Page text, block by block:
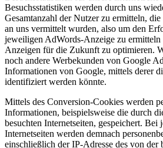
Besuchsstatistiken werden durch uns
Gesamtanzahl der Nutzer zu ermitteln,
an uns vermittelt wurden, also um den
jeweiligen AdWords-Anzeige zu
Anzeigen für die Zukunft zu optimieren.
noch andere Werbekunden von Google
Informationen von Google, mittels derer
identifiziert werden könnte.
Mittels des Conversion-Cookies werden
Informationen, beispielsweise die durch
besuchten Internetseiten, gespeichert. Bei
Internetseiten werden demnach
einschließlich der IP-Adresse des von der